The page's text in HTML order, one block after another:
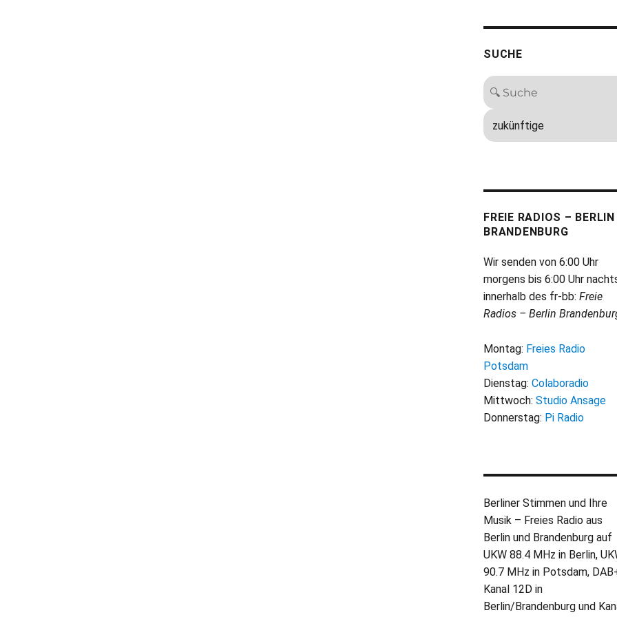
SUCHE
FREIE RADIOS – BERLIN
BRANDENBURG
Wir senden von 6:00 Uhr
morgens bis 6:00 Uhr
innerhalb des fr-bb: Freie
Radios – Berlin
Montag: Freies Radio
Potsdam
Dienstag: Colaboradio
Mittwoch: Studio Ansage
Donnerstag: Pi Radio
Berliner Stimmen und Ihre
Musik – Freies Radio aus
Berlin und Brandenburg auf
UKW 88.4 MHz in Berlin,
90.7 MHz in Potsdam,
Kanal 12D in
Berlin/Brandenburg und